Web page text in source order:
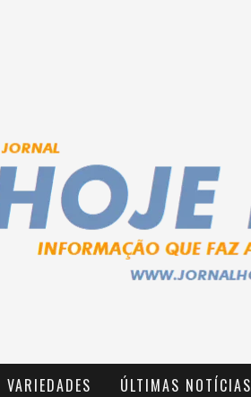
VARIEDADES ÚLTIMAS NOTÍCIAS